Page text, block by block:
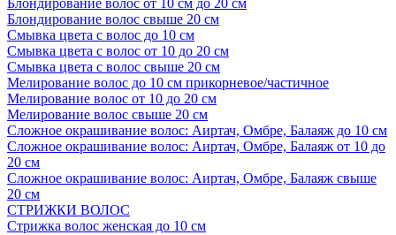
Блондирование волос от 10 см до 20 см
Блондирование волос свыше 20 см
Смывка цвета с волос до 10 см
Смывка цвета с волос от 10 до 20 см
Смывка цвета с волос свыше 20 см
Мелирование волос до 10 см прикорневое/частичное
Мелирование волос от 10 до 20 см
Мелирование волос свыше 20 см
Сложное окрашивание волос: Аиртач, Омбре, Балаяж до 10 см
Сложное окрашивание волос: Аиртач, Омбре, Балаяж от 10 до
20 см
Сложное окрашивание волос: Аиртач, Омбре, Балаяж свыше
20 см
СТРИЖКИ ВОЛОС
Стрижка волос женская до 10 см